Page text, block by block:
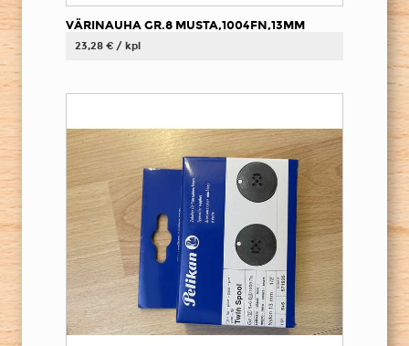
VÄRINAUHA GR.8 MUSTA,1004FN,13MM
23,28 € / kpl